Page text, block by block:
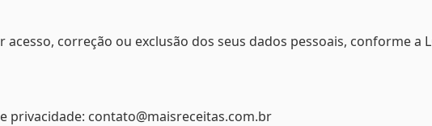
acesso, correção ou exclusão dos seus dados pessoais, conforme a
privacidade: contato@maisreceitas.com.br